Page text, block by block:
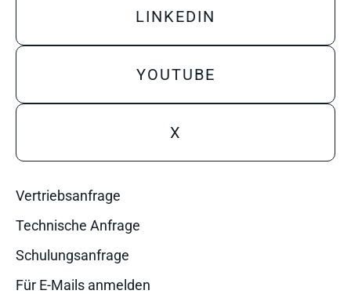
LINKEDIN
YOUTUBE
X
Vertriebsanfrage
Technische Anfrage
Schulungsanfrage
Für E-Mails anmelden